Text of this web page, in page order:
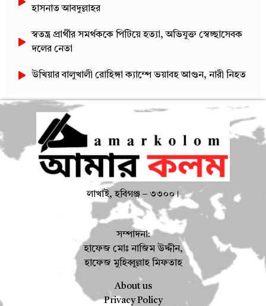
হাসনাত আবদুল্লাহর
স্বতন্ত্র প্রার্থীর সমর্থককে পিটিয়ে হত্যা, অভিযুক্ত স্বেচ্ছাসেবক
দলের নেতা
উখিয়ার বালুখালী রোহিঙ্গা ক্যাম্পে ভয়াবহ আগুন, নারী নিহত
লাখাই, হবিগঞ্জ – ৩৩০০।
সম্পাদনা:
হাফেজ মোঃ নাজিম উদ্দীন,
হাফেজ মুহিব্বুল্লাহ মিফতাহ
About us
Privacy Policy